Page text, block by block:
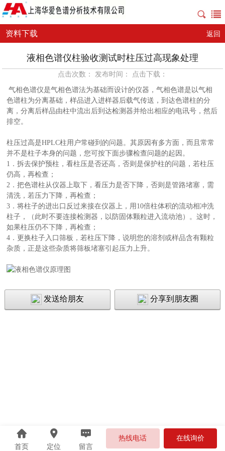
资料下载 返回
液相色谱仪柱验收测试时柱压过高现象处理
点击次数： 发布时间： 点击下载：
气相色谱仪是气相色谱法为基础而设计的仪器，气相色谱是以气相
色谱柱为分离基础，样品进入进样器后载气传送，到达色谱柱的分
离，分离后样品由柱中流出后到达检测器并给出相应的电讯号，然后
排空。
柱压过高是HPLC柱用户常碰到的问题。其原因有多方面，而且常常
并不是柱子本身的问题，您可按下面步骤检查问题的起因。
1．拆去保护预柱，看柱压是否还高，否则是保护柱的问题，若柱压
仍高，再检查；
2．把色谱柱从仪器上取下，看压力是否下降，否则是管路堵塞，需
清洗，若压力下降，再检查；
3．将柱子的进出口反过来接在仪器上，用10倍柱体积的流动相冲洗
柱子，（此时不要连接检测器，以防固体颗粒进入流动池）。这时，
如果柱压仍不下降，再检查；
4．更换柱子入口筛板，若柱压下降，说明您的溶剂或样品含有颗粒
杂质，正是这些杂质将筛板堵塞引起压力上升。
发送给朋友 分享到朋友圈
首页 定位 留言
热线电话 在线询价